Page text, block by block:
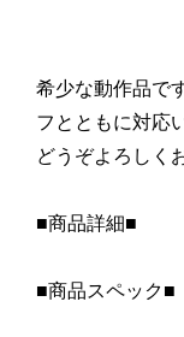
希少な動作品で
フとともに対応
どうぞよろしく
■商品詳細■
■商品スペック■